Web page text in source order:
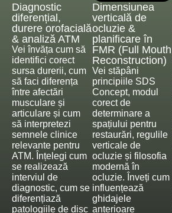
Diagnostic
diferențial,
durere orofacială
& analiză ATM
Vei învăța cum să
identifici corect
sursa durerii, cum
să faci diferența
între afectări
musculare și
articulare și cum
să interpretezi
semnele clinice
relevante pentru
ATM. Înțelegi cum
se realizează
interviul de
diagnostic, cum se
diferențiază
patologiile de disc
Dimensiunea
verticală de
ocluzie &
planificare în
FMR (Full Mouth
Reconstruction)
Vei stăpâni
principiile SDS
Concept, modul
corect de
determinare a
spațiului pentru
restaurări, regulile
verticale de
ocluzie și filosofia
modernă în
ocluzie. Înveți cum
influențează
ghidajele
anterioare